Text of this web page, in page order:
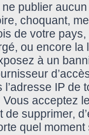
publier
choquant,
de votre
ou encore
à un
IP de
acceptez
de supprimer,
quel